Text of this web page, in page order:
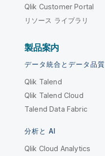
Qlik Customer Portal
リソース ライブラリ
製品案内
データ統合とデータ品質
Qlik Talend
Qlik Talend Cloud
Talend Data Fabric
分析と AI
Qlik Cloud Analytics